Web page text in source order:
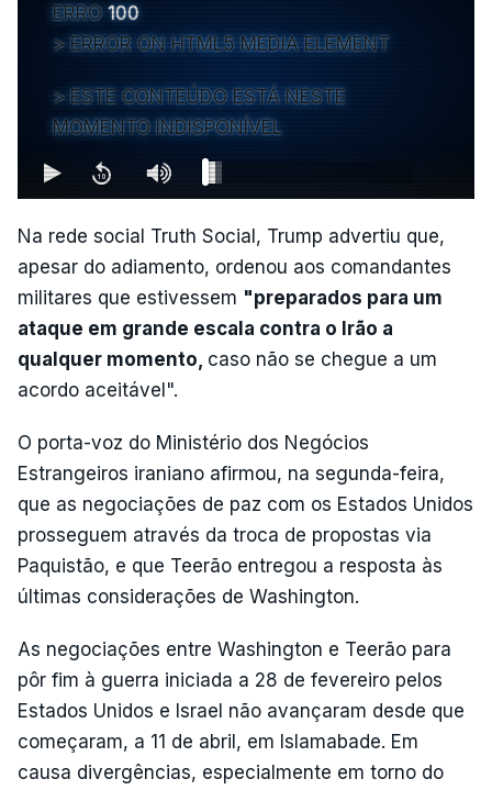
ERRO 100
ERROR ON HTML5 MEDIA ELEMENT
ESTE CONTEÚDO ESTÁ NESTE
MOMENTO INDISPONÍVEL
Na rede social Truth Social, Trump advertiu que,
apesar do adiamento, ordenou aos comandantes
militares que estivessem "preparados para um
ataque em grande escala contra o Irão a
qualquer momento, caso não se chegue a um
acordo aceitável".
O porta-voz do Ministério dos Negócios
Estrangeiros iraniano afirmou, na segunda-feira,
que as negociações de paz com os Estados Unidos
prosseguem através da troca de propostas via
Paquistão, e que Teerão entregou a resposta às
últimas considerações de Washington.
As negociações entre Washington e Teerão para
pôr fim à guerra iniciada a 28 de fevereiro pelos
Estados Unidos e Israel não avançaram desde que
começaram, a 11 de abril, em Islamabade. Em
causa divergências, especialmente em torno do